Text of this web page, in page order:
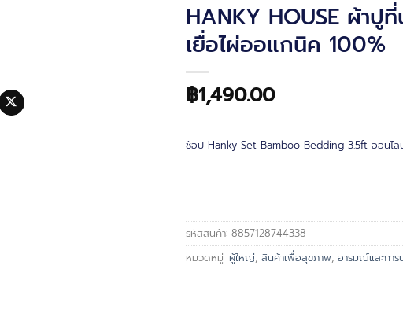
HANKY HOUSE ผ้าปู
เยื่อไผ่ออแกนิค 100%
฿1,490.00
ช้อป Hanky Set Bamboo Bedding 3.5ft ออนไล
รหัสสินค้า: 8857128744338
หมวดหมู่: ผู้ใหญ่, สินค้าเพื่อสุขภาพ, อารมณ์และกา